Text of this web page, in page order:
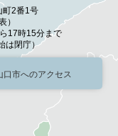
2番1号
）
17時15分まで
は閉庁）
口市へのアクセス